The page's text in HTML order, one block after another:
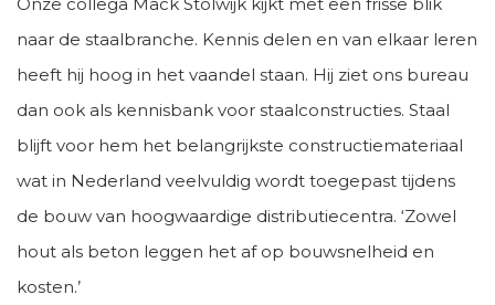
naar de staalbranche. Kennis delen en van elkaar leren
heeft hij hoog in het vaandel staan. Hij ziet ons bureau
dan ook als kennisbank voor staalconstructies. Staal
blijft voor hem het belangrijkste constructiemateriaal
wat in Nederland veelvuldig wordt toegepast tijdens
de bouw van hoogwaardige distributiecentra. ‘Zowel
hout als beton leggen het af op bouwsnelheid en
kosten.’